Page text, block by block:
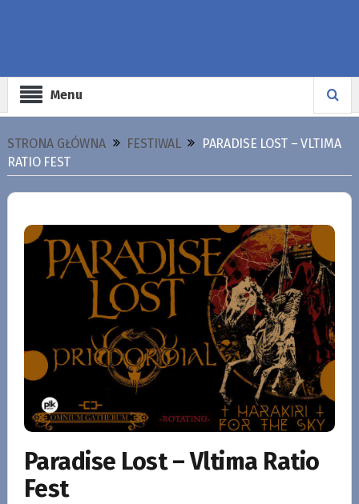
Menu
STRONA GŁÓWNA FESTIWAL
PARADISE LOST – VLTIMA
RATIO FEST
Paradise Lost – Vltima Ratio
Fest